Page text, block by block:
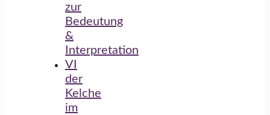
zur
Bedeutung
&
Interpretation
VI
der
Kelche
im